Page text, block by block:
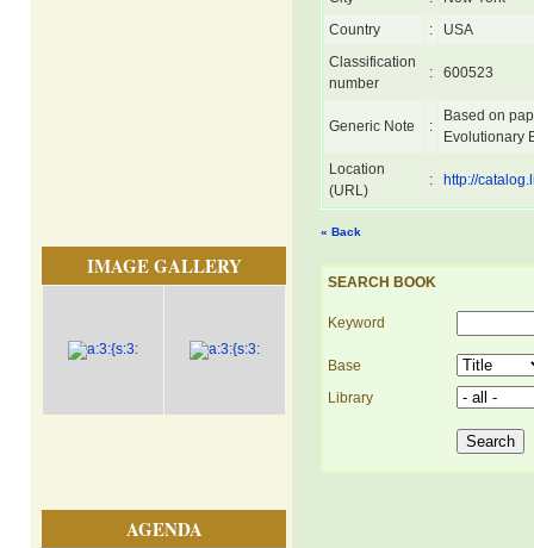
IMAGE GALLERY
AGENDA
Country
:
USA
Classification
number
: 600523
Generic Note :
Based on
Evolutionary
Location
(URL)
: http://
« Back
SEARCH BOOK
Keyword
Base
Library